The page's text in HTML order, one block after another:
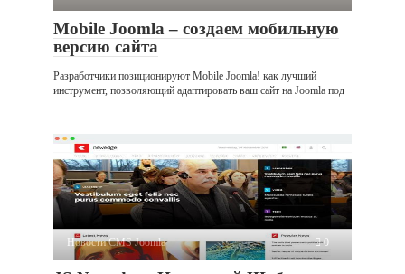
Mobile Joomla – создаем мобильную
версию сайта
Разработчики позиционируют Mobile Joomla! как лучший
инструмент, позволяющий адаптировать ваш сайт на Joomla под
Новости CMS Joomla 0